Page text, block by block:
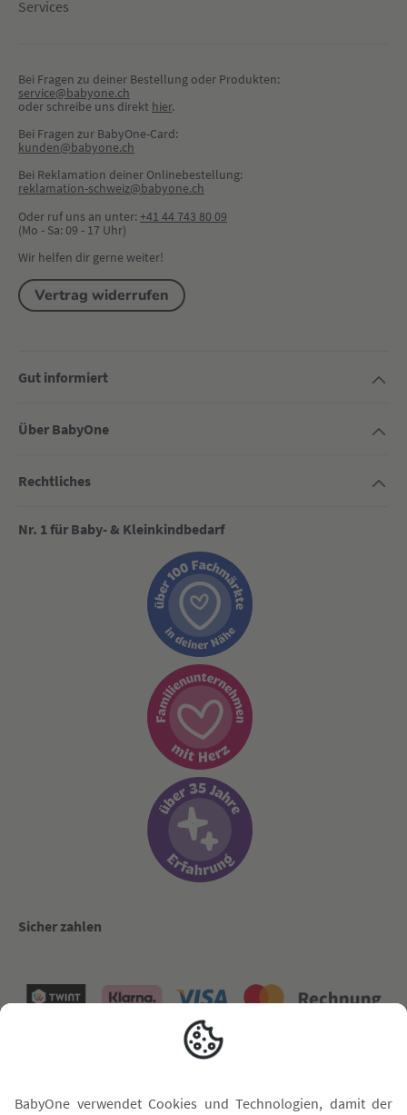
Services
Bei Fragen zu deiner Bestellung oder Produkten:
service@babyone.ch
oder schreibe uns direkt hier.
Bei Fragen zur BabyOne-Card:
kunden@babyone.ch
Bei Reklamation deiner Onlinebestellung:
reklamation-schweiz@babyone.ch
Oder ruf uns an unter:+41 44 743 80 09
(Mo - Sa: 09 - 17 Uhr)
Wir helfen dir gerne weiter!
Vertrag widerrufen
Gut informiert
Über BabyOne
Rechtliches
Nr. 1 für Baby- & Kleinkindbedarf
Sicher zahlen